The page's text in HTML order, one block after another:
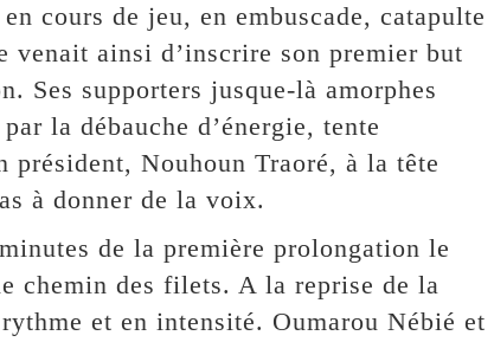
cours de jeu, en embuscade, catapulte
ainsi d’inscrire son premier but
Ses supporters jusque-là amorphes
la débauche d’énergie, tente
président, Nouhoun Traoré, à la tête
à donner de la voix.
de la première prolongation le
chemin des filets. A la reprise de la
et en intensité. Oumarou Nébié et